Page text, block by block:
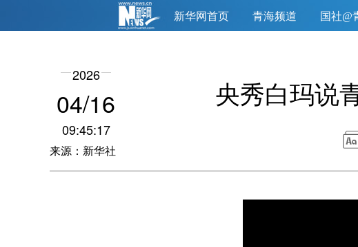
新华网首页 青海频道 国社@
2026
04/16
09:45:17
来源：新华社
央秀白玛说